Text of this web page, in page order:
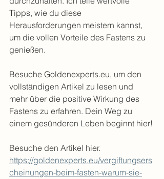
Tipps, wie du diese
Herausforderungen meistern kannst,
um die vollen Vorteile des Fastens zu
genießen.
Besuche Goldenexperts.eu, um den
vollständigen Artikel zu lesen und
mehr über die positive Wirkung des
Fastens zu erfahren. Dein Weg zu
einem gesünderen Leben beginnt hier!
Besuche den Artikel hier.
https://goldenexperts.eu/vergiftungsers
cheinungen-beim-fasten-warum-sie-